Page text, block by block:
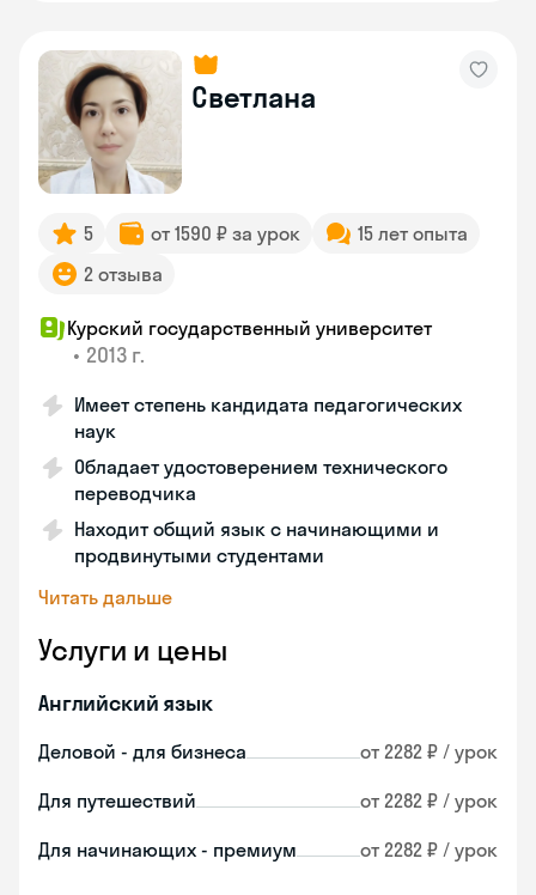
Светлана
5 от 1590 ₽ за урок
15 лет опыта
2 отзыва
Курский государственный университет
• 2013 г.
Имеет степень кандидата педагогических
наук
Обладает удостоверением технического
переводчика
Находит общий язык с начинающими и
продвинутыми студентами
Читать дальше
Услуги и цены
Английский язык
Деловой - для бизнеса от 2282 ₽ / урок
Для путешествий от 2282 ₽ / урок
Для начинающих - премиум от 2282 ₽ / урок